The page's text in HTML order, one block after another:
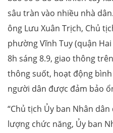
sâu tràn vào nhiều nhà
ông Lưu Xuân Trịch, Chủ
phường Vĩnh Tuy (quận
8h sáng 8.9, giao thông
thông suốt, hoạt động
người dân được đảm bảo
“Chủ tịch Ủy ban Nhân
lượng chức năng, Ủy ban